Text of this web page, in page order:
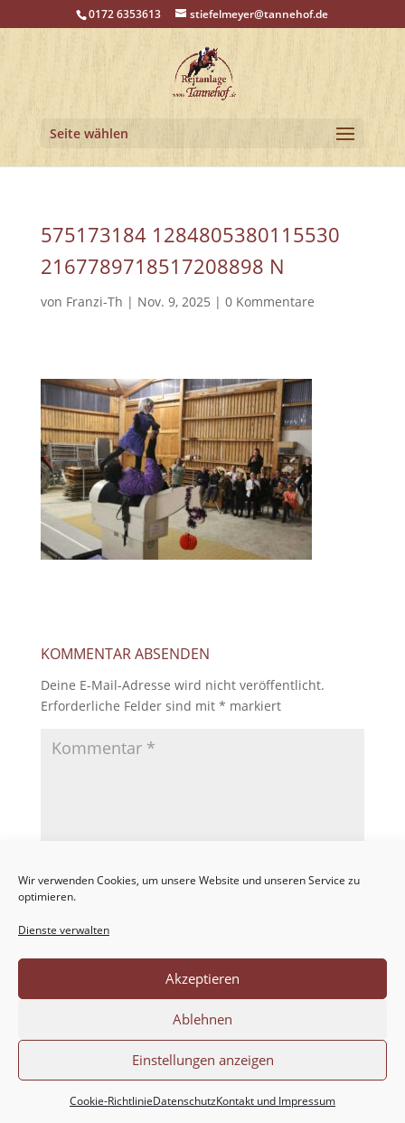
Wir verwenden Cookies, um unsere Website und unseren Service zu
optimieren.
Dienste verwalten
Akzeptieren
Ablehnen
Einstellungen anzeigen
Cookie-RichtlinieDatenschutzKontakt und Impressum
0172 6353613 stiefelmeyer@tannehof.de
Seite wählen
575173184 1284805380115530
2167789718517208898 N
von Franzi-Th | Nov. 9, 2025 | 0 Kommentare
KOMMENTAR ABSENDEN
Deine E-Mail-Adresse wird nicht veröffentlicht.
Erforderliche Felder sind mit * markiert
Meinen Namen, meine E-Mail-Adresse und
meine Website in diesem Browser für die nächste